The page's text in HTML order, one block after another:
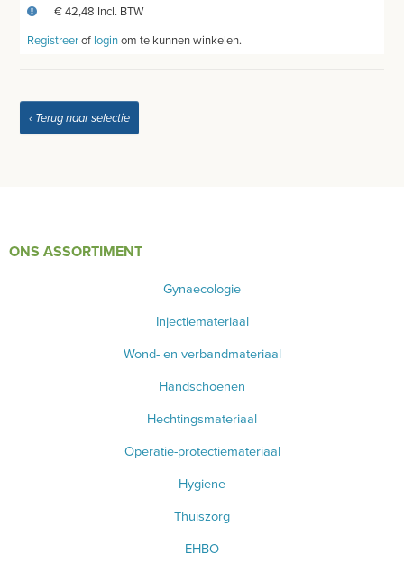
TWEEDEHANDS - LIQUIDATIE
€ 42,48 Incl. BTW
Registreerof loginom te kunnen winkelen.
‹ Terug naar selectie
ONS ASSORTIMENT
Gynaecologie
Injectiemateriaal
Wond- en verbandmateriaal
Handschoenen
Hechtingsmateriaal
Operatie-protectiemateriaal
Hygiene
Thuiszorg
EHBO